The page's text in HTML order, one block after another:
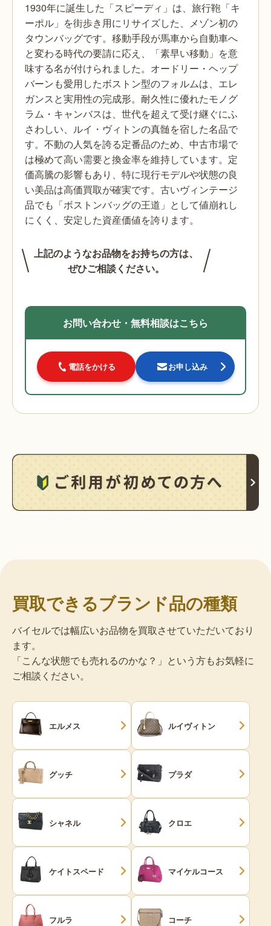
1930年に誕生した「スピーディ」は、旅行鞄「キ
ーポル」を街歩き用にリサイズした、メゾン初の
タウンバッグです。移動手段が馬車から自動車へ
と変わる時代の要請に応え、「素早い移動」を意
味する名が付けられました。オードリー・ヘップ
バーンも愛用したボストン型のフォルムは、エレ
ガンスと実用性の完成形。耐久性に優れたモノグ
ラム・キャンバスは、世代を超えて受け継ぐにふ
さわしい、ルイ・ヴィトンの真髄を宿した名品で
す。不動の人気を誇る定番品のため、中古市場で
は極めて高い需要と換金率を維持しています。定
価高騰の影響もあり、特に現行モデルや状態の良
い美品は高価買取が確実です。古いヴィンテージ
品でも「ボストンバッグの王道」として値崩れし
にくく、安定した資産価値を誇ります。
上記のようなお品物をお持ちの方は、
ぜひご相談ください。
お問い合わせ・無料相談はこちら
電話をかける お申し込み
買取できるブランド品の種類
バイセルでは幅広いお品物を買取させていただいており
ます。
「こんな状態でも売れるのかな？」という方もお気軽に
ご相談ください。
エルメス ルイヴィトン
グッチ プラダ
シャネル クロエ
ケイトスペード マイケルコース
フルラ コーチ